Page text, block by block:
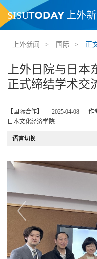
SISUTODAY 上外
上外新闻 > 国际 > 正
上外日院与日
正式缔结学术交
【国际合作】 2025-04-08 作
日本文化经济学院
语言切换